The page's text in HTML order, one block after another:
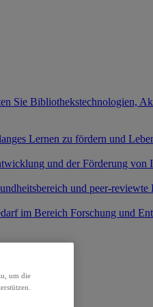
Sie Bibliothekstechnologien,
Lernen zu fördern und
und der Förderung von
und peer-
im Bereich Forschung und
um die